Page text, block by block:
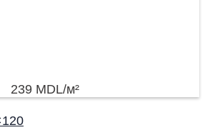
239 MDL/м²